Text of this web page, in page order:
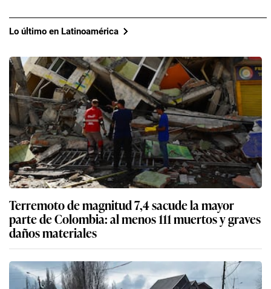
Lo último en Latinoamérica
Terremoto de magnitud 7,4 sacude la mayor
parte de Colombia: al menos 111 muertos y graves
daños materiales